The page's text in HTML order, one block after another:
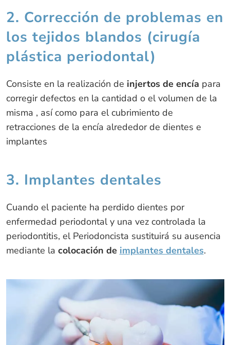
2. Corrección de problemas en
los tejidos blandos (cirugía
plástica periodontal)
Consiste en la realización de injertos de encía para
corregir defectos en la cantidad o el volumen de la
misma , así como para el cubrimiento de
retracciones de la encía alrededor de dientes e
implantes
3. Implantes dentales
Cuando el paciente ha perdido dientes por
enfermedad periodontal y una vez controlada la
periodontitis, el Periodoncista sustituirá su ausencia
mediante la colocación de implantes dentales.